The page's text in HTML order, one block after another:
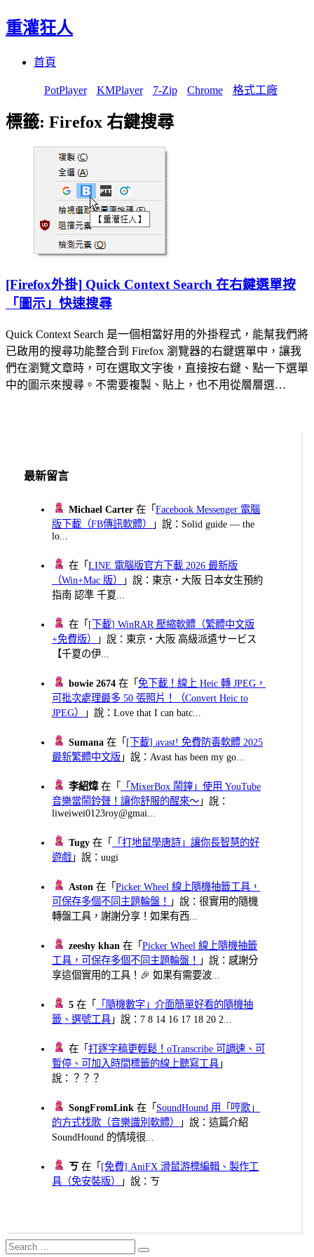
重灌狂人
首頁
PotPlayer KMPlayer 7-Zip Chrome 格式工廠
標籤: Firefox 右鍵搜尋
[Firefox外掛] Quick Context Search 在右鍵選單按
「圖示」快速搜尋
Quick Context Search 是一個相當好用的外掛程式，能幫我們將
已啟用的搜尋功能整合到 Firefox 瀏覽器的右鍵選單中，讓我
們在瀏覽文章時，可在選取文字後，直接按右鍵、點一下選單
中的圖示來搜尋。不需要複製、貼上，也不用從層層選…
最新留言
Michael Carter 在「Facebook Messenger 電腦
版下載（FB傳訊軟體）
」說：Solid guide — the
lo...
在「LINE 電腦版官方下載 2026 最新版
（Win+Mac 版）
」說：東京・大阪 日本女生預約
指南 認準 千夏...
在「 [下載] WinRAR 壓縮軟體（繁體中文版
+免費版）
」說：東京・大阪 高級派遣サービス
【千夏の伊...
bowie 2674 在「免下載！線上 Heic 轉 JPEG，
可批次處理最多 50 張照片！（Convert Heic to
JPEG）
」說：Love that I can batc...
Sumana 在「 [下載] avast! 免費防毒軟體 2025
最新繁體中文版 」說：Avast has been my go...
李紹煒在「
「MixerBox 鬧鐘」使用 YouTube
音樂當鬧鈴聲！讓你舒服的醒來～ 」說：
liweiwei0123roy@gmai...
Tugy 在「
「打地鼠學唐詩」讓你長智慧的好
遊戲 」說：uugi
Aston 在「Picker Wheel 線上隨機抽籤工具，
可保存多個不同主題輪盤！
」說：很實用的隨機
轉盤工具，謝謝分享！如果有西...
zeeshy khan 在「Picker Wheel 線上隨機抽籤
工具，可保存多個不同主題輪盤！
」說：感謝分
享這個實用的工具！🎉 如果有需要波...
5 在「
「隨機數字」介面簡單好看的隨機抽
籤、選號工具 」說：7 8 14 16 17 18 20 2...
在「打逐字稿更輕鬆！oTranscribe 可調速、可
暫停、可加入時間標籤的線上聽寫工具 」
說：？？？
SongFromLink 在「 SoundHound 用「哼歌」
的方式找歌（音樂識別軟體）
」說：這篇介紹
SoundHound 的情境很...
ㄎ 在「 [免費] AniFX 滑鼠游標編輯、製作工
具（免安裝版）
」說：ㄎ
Search
Search